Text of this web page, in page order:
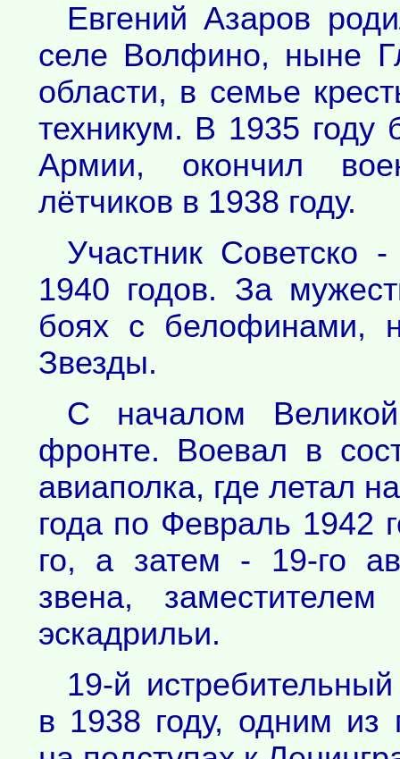
Евгений Азаров
селе Волфино, ныне
области, в семье
техникум. В 1935
Армии, окончил
лётчиков в 1938 году.
Участник Советско
1940 годов. За
боях с белофинами,
Звезды.
С началом
фронте. Воевал в
авиаполка, где летал
года по Февраль 1942
го, а затем - 19-го
звена,
эскадрильи.
19-й
в 1938 году, одним из